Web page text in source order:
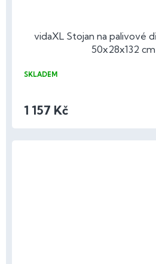
vidaXL Stojan na palivové
50x28x132
SKLADEM
1 157 Kč